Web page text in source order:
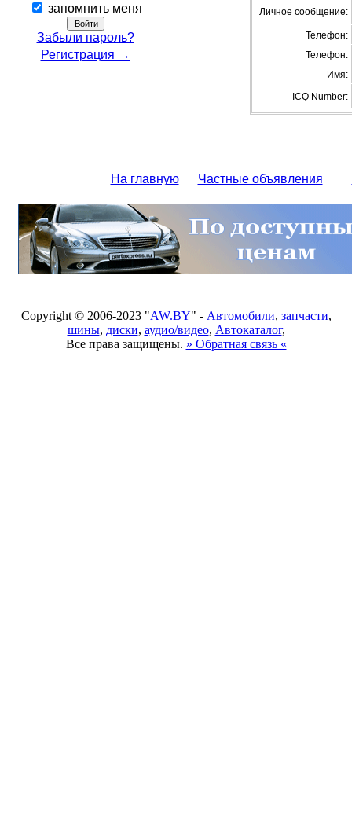
запомнить меня
Забыли пароль?
Регистрация →
Личное сообщение:
Телефон:
Телефон:
Имя:
ICQ Number:
На главную Частные объявления
Copyright © 2006-2023 "AW.BY" - Автомобили, запчасти,
шины, диски, аудио/видео, Автокаталог,
Все права защищены. » Обратная связь «